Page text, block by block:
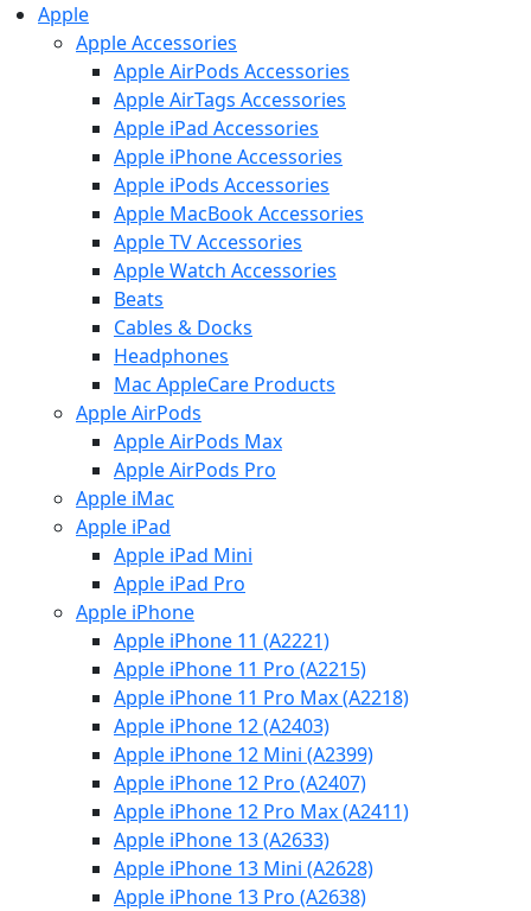
Apple
Apple Accessories
Apple AirPods Accessories
Apple AirTags Accessories
Apple iPad Accessories
Apple iPhone Accessories
Apple iPods Accessories
Apple MacBook Accessories
Apple TV Accessories
Apple Watch Accessories
Beats
Cables & Docks
Headphones
Mac AppleCare Products
Apple AirPods
Apple AirPods Max
Apple AirPods Pro
Apple iMac
Apple iPad
Apple iPad Mini
Apple iPad Pro
Apple iPhone
Apple iPhone 11 (A2221)
Apple iPhone 11 Pro (A2215)
Apple iPhone 11 Pro Max (A2218)
Apple iPhone 12 (A2403)
Apple iPhone 12 Mini (A2399)
Apple iPhone 12 Pro (A2407)
Apple iPhone 12 Pro Max (A2411)
Apple iPhone 13 (A2633)
Apple iPhone 13 Mini (A2628)
Apple iPhone 13 Pro (A2638)